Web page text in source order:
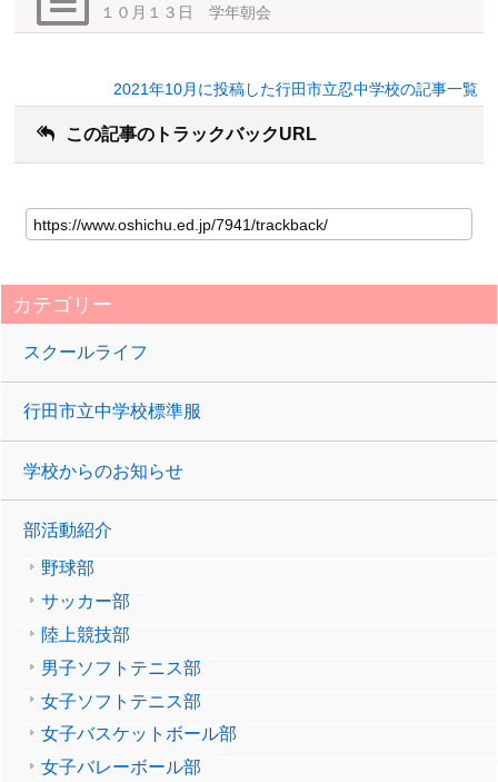
１０月１３日 学年朝会
2021年10月に投稿した行田市立忍中学校の記事一覧
この記事のトラックバックURL
カテゴリー
スクールライフ
行田市立中学校標準服
学校からのお知らせ
部活動紹介
野球部
サッカー部
陸上競技部
男子ソフトテニス部
女子ソフトテニス部
女子バスケットボール部
女子バレーボール部